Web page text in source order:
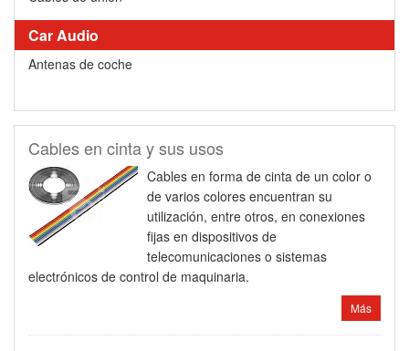
Car Audio
Antenas de coche
Cables en cinta y sus usos
Cables en forma de cinta de un color o
de varios colores encuentran su
utilización, entre otros, en conexiones
fijas en dispositivos de
telecomunicaciones o sistemas
electrónicos de control de maquinaria.
Más